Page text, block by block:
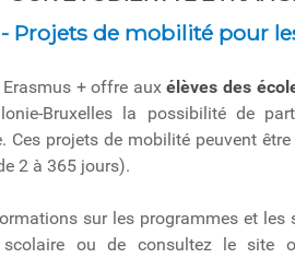
Projets de mobilité pour
Erasmus + offre auxélèves des
Bruxelles la possibilité de
Ces projets de mobilité peuvent
2 à 365 jours).
sur les programmes et
scolaire ou de consultez le site